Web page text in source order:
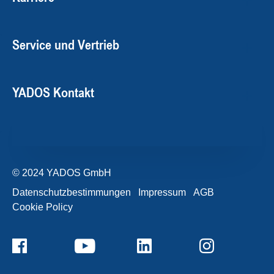
Service und Vertrieb
YADOS Kontakt
© 2024 YADOS GmbH
Datenschutzbestimmungen
Impressum
AGB
Cookie Policy